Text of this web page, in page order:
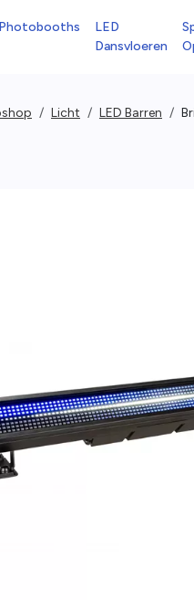
Photobooths
LED
Dansvloeren
Licht LED Barren